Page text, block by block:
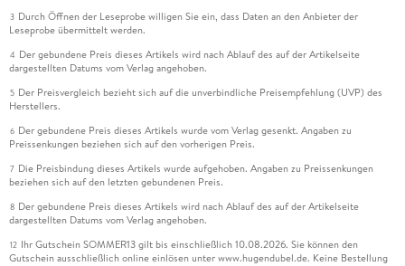
3 Durch Öffnen der Leseprobe willigen Sie ein, dass Daten an den Anbieter der
Leseprobe übermittelt werden.
4 Der gebundene Preis dieses Artikels wird nach Ablauf des auf der Artikelseite
dargestellten Datums vom Verlag angehoben.
5 Der Preisvergleich bezieht sich auf die unverbindliche Preisempfehlung (UVP) des
Herstellers.
6 Der gebundene Preis dieses Artikels wurde vom Verlag gesenkt. Angaben zu
Preissenkungen beziehen sich auf den vorherigen Preis.
7 Die Preisbindung dieses Artikels wurde aufgehoben. Angaben zu Preissenkungen
beziehen sich auf den letzten gebundenen Preis.
8 Der gebundene Preis dieses Artikels wird nach Ablauf des auf der Artikelseite
dargestellten Datums vom Verlag angehoben.
12 Ihr Gutschein SOMMER13 gilt bis einschließlich 10.08.2026. Sie können den
Gutschein ausschließlich online einlösen unter www.hugendubel.de. Keine Bestellung